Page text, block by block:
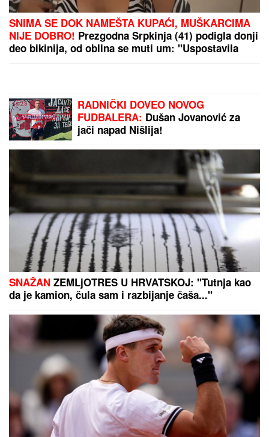
"NJU TREBA LEČITI" Marija Kulić se
oglasila nakon pomirenja Miljane i
Zole: Pokazala kakve poruke dobija i
otkrila sve o njihovom odnosu